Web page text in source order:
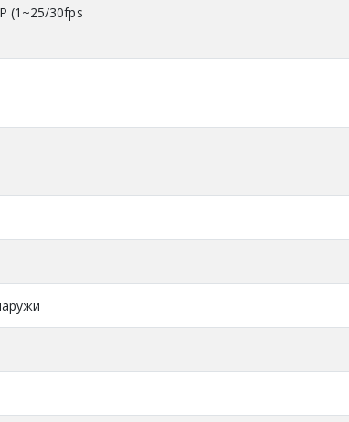
(1~25/30fps